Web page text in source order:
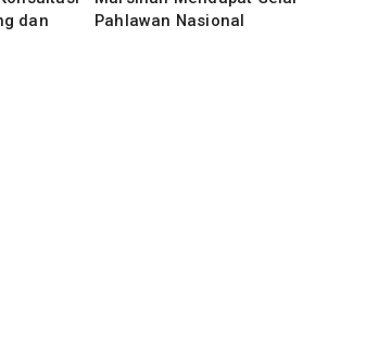
dan
Pahlawan Nasional